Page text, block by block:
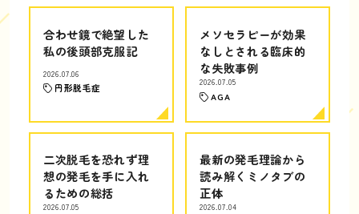
合わせ鏡で絶望した
私の後頭部克服記
2026.07.06
円形脱毛症
メソセラピーが効果
なしとされる臨床的
な失敗事例
2026.07.05
AGA
二次脱毛を恐れず理
想の発毛を手に入れ
るための総括
2026.07.05
最新の発毛理論から
読み解くミノタブの
正体
2026.07.04